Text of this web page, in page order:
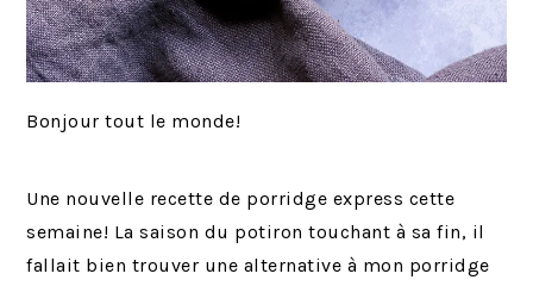
Bonjour tout le monde!
Une nouvelle recette de porridge express cette
semaine! La saison du potiron touchant à sa fin, il
fallait bien trouver une alternative à mon porridge